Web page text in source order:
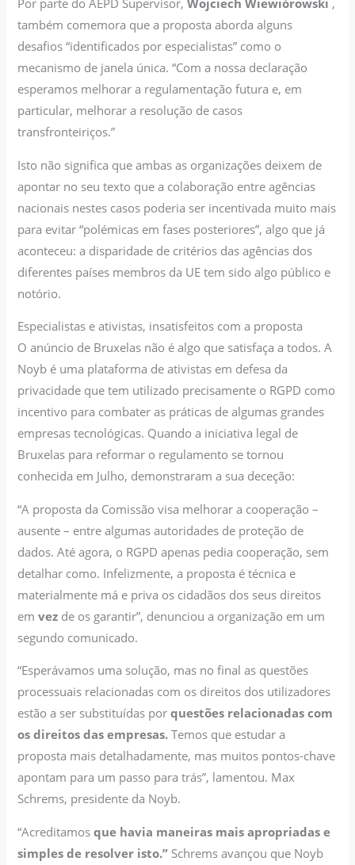
também comemora que a proposta aborda alguns
desafios “identificados por especialistas” como o
mecanismo de janela única. “Com a nossa declaração
esperamos melhorar a regulamentação futura e, em
particular, melhorar a resolução de casos
transfronteiriços.”
Isto não significa que ambas as organizações deixem de
apontar no seu texto que a colaboração entre agências
nacionais nestes casos poderia ser incentivada muito mais
para evitar “polémicas em fases posteriores”, algo que já
aconteceu: a disparidade de critérios das agências dos
diferentes países membros da UE tem sido algo público e
notório.
Especialistas e ativistas, insatisfeitos com a proposta
O anúncio de Bruxelas não é algo que satisfaça a todos. A
Noyb é uma plataforma de ativistas em defesa da
privacidade que tem utilizado precisamente o RGPD como
incentivo para combater as práticas de algumas grandes
empresas tecnológicas. Quando a iniciativa legal de
Bruxelas para reformar o regulamento se tornou
conhecida em Julho, demonstraram a sua deceção:
“A proposta da Comissão visa melhorar a cooperação –
ausente – entre algumas autoridades de proteção de
dados. Até agora, o RGPD apenas pedia cooperação, sem
detalhar como. Infelizmente, a proposta é técnica e
materialmente má e priva os cidadãos dos seus direitos
emvez de os garantir”, denunciou a organização em um
segundo comunicado.
“Esperávamos uma solução, mas no final as questões
processuais relacionadas com os direitos dos utilizadores
estão a ser substituídas porquestões relacionadas com
os direitos das empresas. Temos que estudar a
proposta mais detalhadamente, mas muitos pontos-chave
apontam para um passo para trás”, lamentou. Max
Schrems, presidente da Noyb.
“Acreditamosque havia maneiras mais apropriadas e
simples de resolver isto.” Schrems avançou que Noyb